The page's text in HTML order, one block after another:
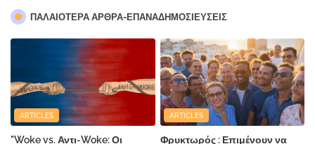
ΠΑΛΑΙΟΤΕΡΑ ΑΡΘΡΑ-ΕΠΑΝΑΔΗΜΟΣΙΕΥΣΕΙΣ
ARTICLES
"Woke vs. Αντι-Woke: Οι
ARTICLES
Φρυκτωρός : Επιμένουν να